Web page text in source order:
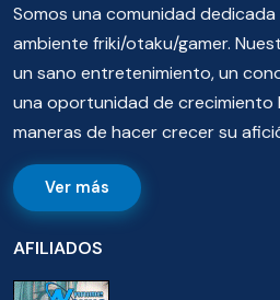
Somos una comunidad
ambiente friki/otaku/gamer.
un sano entretenimiento, un
una oportunidad de crecimiento
maneras de hacer crecer su
Ver más
AFILIADOS